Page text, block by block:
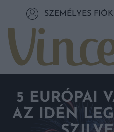
Tovább a tartalomhoz
SZEMÉLYES
5 EURÓPAI
AZ IDÉN